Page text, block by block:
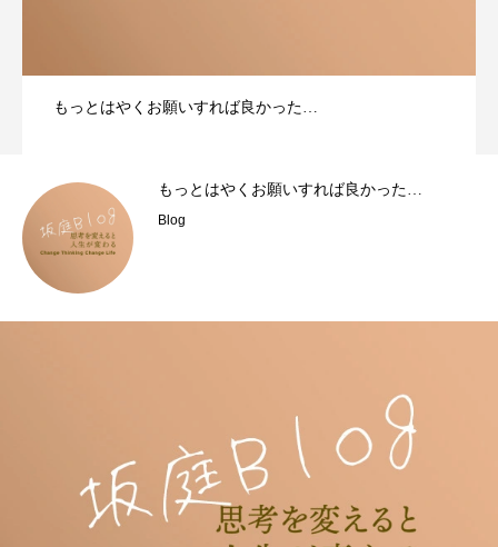
もっとはやくお願いすれば良かった…
もっとはやくお願いすれば良かった…
Blog